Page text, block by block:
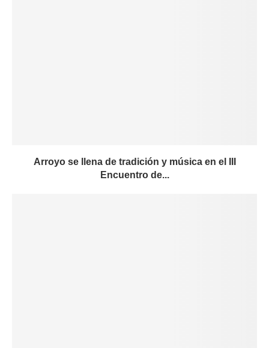
Arroyo se llena de tradición y música en el III
Encuentro de...